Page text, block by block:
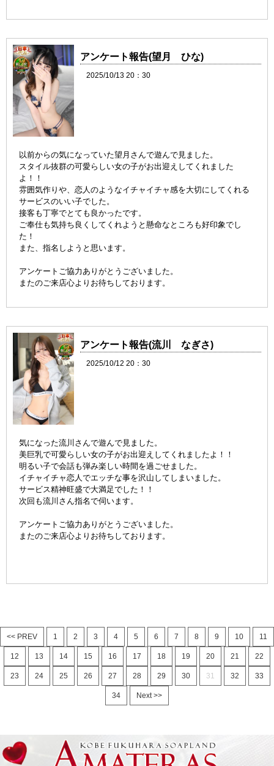
アンケート報告(望月 ひな)
2025/10/13 20：30
以前からの気になっていた望月さんで遊んで見ました。
スタイル抜群の可愛らしい女の子がお出迎えしてくれました
よ！！
雰囲気作りや、恋人のようなイチャイチャ感を大切にしてくれる
サービスのいい子でした。
接客も丁寧でとても良かったです。
ご奉仕も気持ち良くしてくれようと懸命なところも好印象でし
た！
また、指名しようと思います。
アンケートご協力ありがとうございました。
またのご来店心よりお待ちしております。
アンケート報告(流川 なぎさ)
2025/10/12 20：30
気になった流川さんで遊んで見ました。
美巨乳で可愛らしい女の子がお出迎えしてくれましたよ！！
明るい子で会話も弾み楽しい時間を過ごせました。
イチャイチャ恋人でエッチな事を沢山してしまいました。
サービス精神旺盛で大満足でした！！
次回も流川さん指名で伺います。
アンケートご協力ありがとうございました。
またのご来店心よりお待ちしております。
<< PREV 1 2 3 4 5 6 7 8 9 10 11
12 13 14 15 16 17 18 19 20 21 22
23 24 25 26 27 28 29 30 31 32 33
34 Next >>